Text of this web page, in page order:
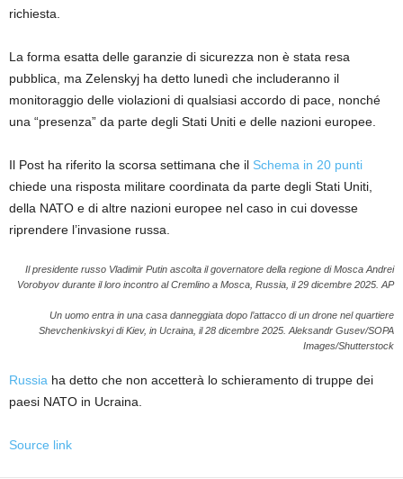
richiesta.
La forma esatta delle garanzie di sicurezza non è stata resa
pubblica, ma Zelenskyj ha detto lunedì che includeranno il
monitoraggio delle violazioni di qualsiasi accordo di pace, nonché
una “presenza” da parte degli Stati Uniti e delle nazioni europee.
Il Post ha riferito la scorsa settimana che il Schema in 20 punti
chiede una risposta militare coordinata da parte degli Stati Uniti,
della NATO e di altre nazioni europee nel caso in cui dovesse
riprendere l’invasione russa.
Il presidente russo Vladimir Putin ascolta il governatore della regione di Mosca Andrei
Vorobyov durante il loro incontro al Cremlino a Mosca, Russia, il 29 dicembre 2025. AP
Un uomo entra in una casa danneggiata dopo l’attacco di un drone nel quartiere
Shevchenkivskyi di Kiev, in Ucraina, il 28 dicembre 2025. Aleksandr Gusev/SOPA
Images/Shutterstock
Russia ha detto che non accetterà lo schieramento di truppe dei
paesi NATO in Ucraina.
Source link